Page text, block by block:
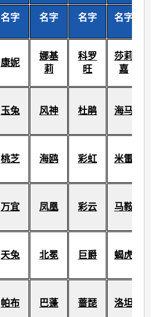
名字 名字 名字 名字
康妮
娜基
莉
科罗
旺
莎莉
嘉
玉兔 风神 杜鹃 海马
桃芝 海鸥 彩虹 米雷
万宜 凤凰 彩云 马鞍
天兔 北冕 巨爵 蝎虎
帕布 巴蓬 蔷琵 洛坦